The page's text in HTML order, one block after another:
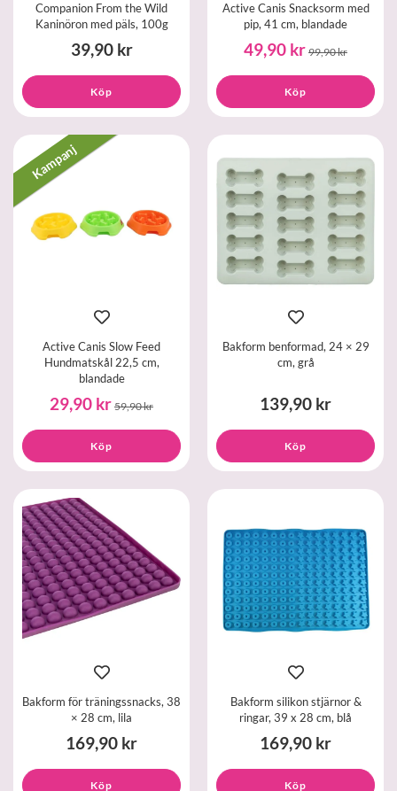
Companion From the Wild
Kaninöron med päls, 100g
39,90 kr
Köp
Active Canis Snacksorm med
pip, 41 cm, blandade
49,90 kr 99,90 kr
Köp
Kampanj
Active Canis Slow Feed
Hundmatskål 22,5 cm,
blandade
29,90 kr 59,90 kr
Köp
Bakform benformad, 24 × 29
cm, grå
139,90 kr
Köp
Bakform för träningssnacks, 38
× 28 cm, lila
169,90 kr
Köp
Bakform silikon stjärnor &
ringar, 39 x 28 cm, blå
169,90 kr
Köp